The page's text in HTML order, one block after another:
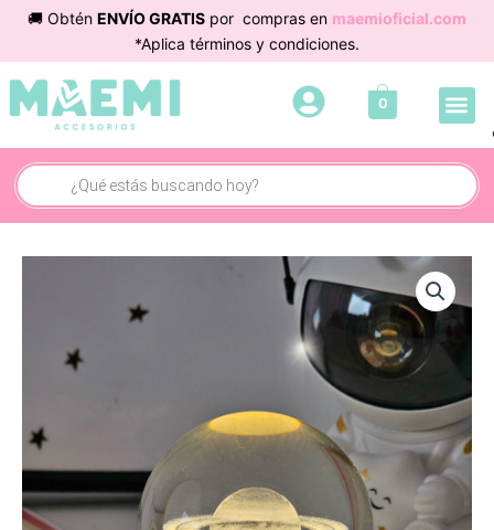
contenido
🚚 Obtén ENVÍO GRATIS por compras en maemioficial.com
*Aplica términos y condiciones.
0
Búsqueda
de
productos